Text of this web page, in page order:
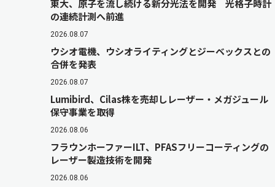
東大、原子を流し続ける新分光法を開発 光格子時計
の連続計測へ前進
2026.08.07
ウシオ電機、ウシオライティングとジーベックスとの
合併を発表
2026.08.07
Lumibird、Cilas株を売却しレーザー・メガジュール
保守事業を取得
2026.08.06
フラウンホーファーILT、PFASフリーコーティングの
レーザー製造技術を開発
2026.08.06